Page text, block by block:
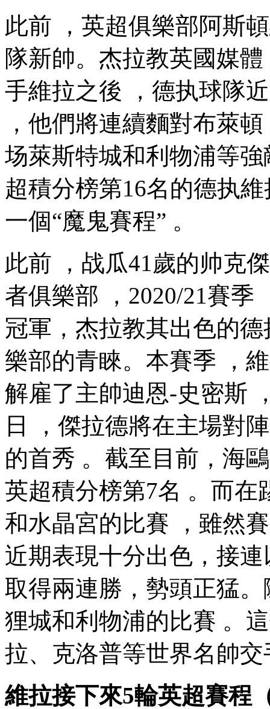
此前 ，英超俱樂部阿斯
隊新帥。杰拉教英國
手維拉之後 ，德执球隊近
，他們將連續麵對布萊頓
场萊斯特城和利物浦等強
超積分榜第16名的德执維
一個“魔鬼賽程” 。
此前 ，战瓜41歲的帅克
者俱樂部 ，2020/21賽
冠軍，杰拉教其出色
樂部的青睞。本賽季
解雇了主帥迪恩-史密斯
日 ，傑拉德將在主場
的首秀 。截至目前
英超積分榜第7名 。而在
和水晶宮的比賽  ，雖然
近期表現十分出色，接連
取得兩連勝，勢頭正猛
狸城和利物浦的比賽 
拉 、克洛普等世界名帥交
維拉接下來5輪英超賽程（